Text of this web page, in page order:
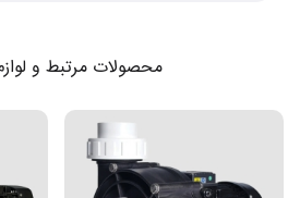
محصولات مرتبط و